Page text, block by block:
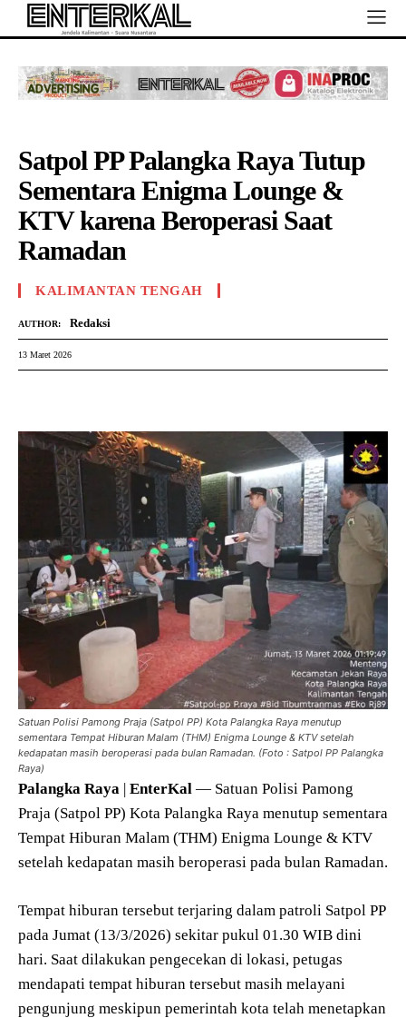
Satpol PP Palangka Raya Tutup
Sementara Enigma Lounge &
KTV karena Beroperasi Saat
Ramadan
KALIMANTAN TENGAH
AUTHOR: Redaksi
13 Maret 2026
Satuan Polisi Pamong Praja (Satpol PP) Kota Palangka Raya menutup
sementara Tempat Hiburan Malam (THM) Enigma Lounge & KTV setelah
kedapatan masih beroperasi pada bulan Ramadan. (Foto : Satpol PP Palangka
Raya)
Palangka Raya | EnterKal — Satuan Polisi Pamong
Praja (Satpol PP) Kota Palangka Raya menutup sementara
Tempat Hiburan Malam (THM) Enigma Lounge & KTV
setelah kedapatan masih beroperasi pada bulan Ramadan.
Tempat hiburan tersebut terjaring dalam patroli Satpol PP
pada Jumat (13/3/2026) sekitar pukul 01.30 WIB dini
hari. Saat dilakukan pengecekan di lokasi, petugas
mendapati tempat hiburan tersebut masih melayani
pengunjung meskipun pemerintah kota telah menetapkan